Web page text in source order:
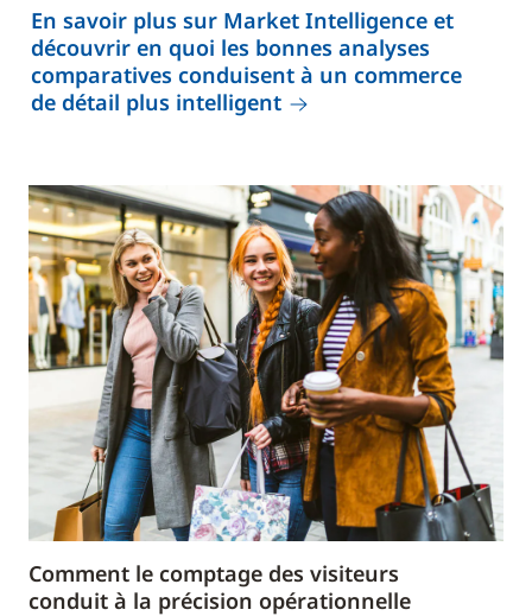
En savoir plus sur Market Intelligence et
découvrir en quoi les bonnes analyses
comparatives conduisent à un commerce
de détail plus intelligent
Comment le comptage des visiteurs
conduit à la précision opérationnelle